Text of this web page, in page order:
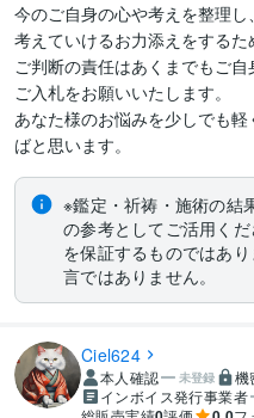
今のご自身の心や考えを整理
考えていけるお力添えをするた
ご判断の責任はあくまでもご
ご入札をお願いいたします。
あなた様のお悩みを少しでも
※鑑定・祈祷・施術の結
の参考としてご活用く
を保証するものではあ
言ではありません。
Ciel624
本人確認 未登録 機
インボイス発行事業者